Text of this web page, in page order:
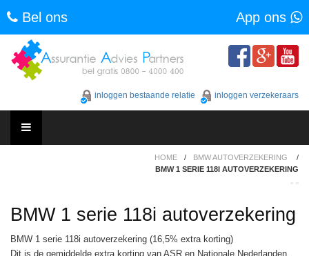
Bel ons App ons
content
inloggen bestaande relatie inloggen verzekeraars
HOME / BMW AUTOVERZEKERING
/
BMW 1 SERIE 118I AUTOVERZEKERING
BMW 1 serie 118i autoverzekering
BMW 1 serie 118i autoverzekering (16,5% extra korting)
Dit is de gemiddelde extra korting van ASR en Nationale Nederlanden.